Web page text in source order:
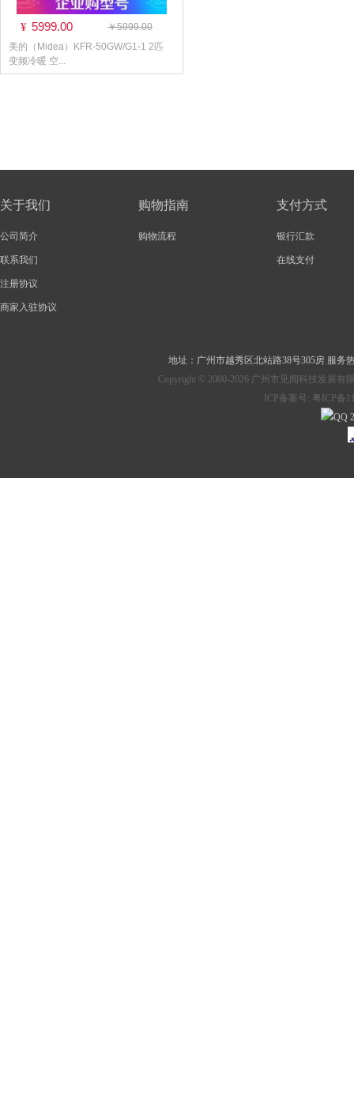
¥ 5999.00
￥5999.00
美的（Midea）KFR-50GW/G1-1 2匹
变频冷暖 空...
关于我们
公司简介
联系我们
注册协议
商家入驻协议
购物指南
购物流程
支付方式
银行汇款
在线支付
地址： 广州市越秀区北站路38号305房 服务
Copyright © 2000-2026 广州市见闻科技发展
ICP备案号: 粤ICP备